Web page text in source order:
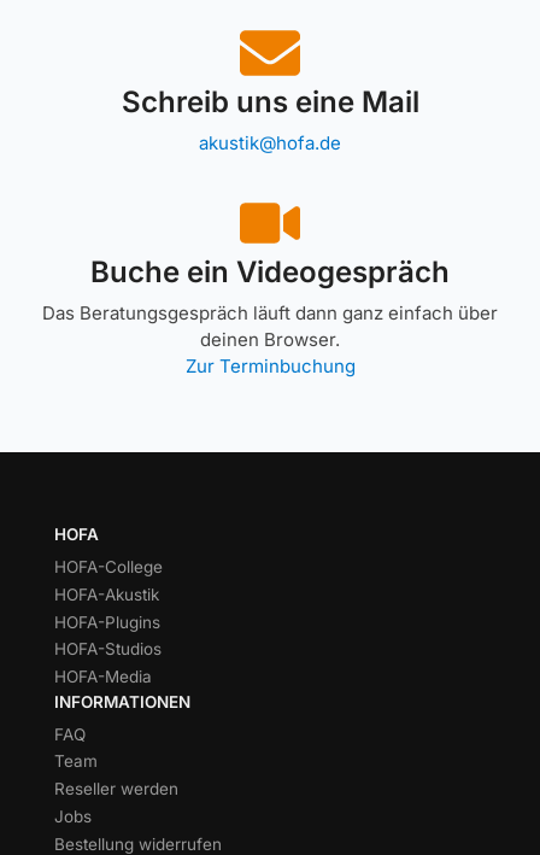
Schreib uns eine Mail
akustik@hofa.de
Buche ein Videogespräch
Das Beratungsgespräch läuft dann ganz einfach über
deinen Browser.
Zur Terminbuchung
HOFA
HOFA-College
HOFA-Akustik
HOFA-Plugins
HOFA-Studios
HOFA-Media
INFORMATIONEN
FAQ
Team
Reseller werden
Jobs
Bestellung widerrufen